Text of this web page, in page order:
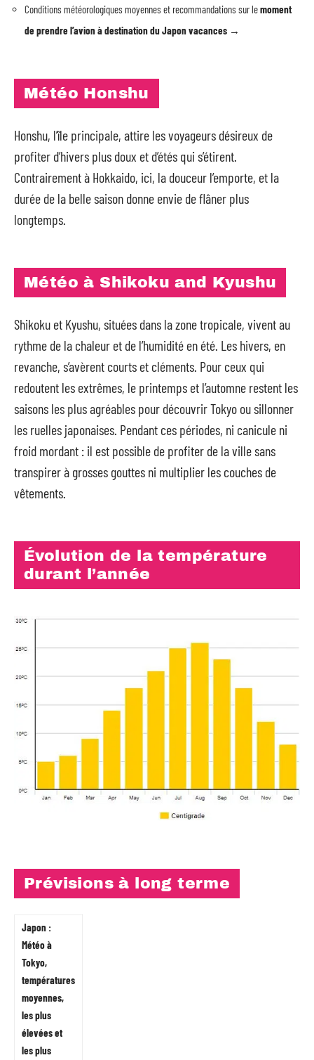
Conditions météorologiques moyennes et recommandations sur lemoment
de prendre l’avion à destination du Japon vacances →
Météo Honshu
Honshu, l’île principale, attire les voyageurs désireux de
profiter d’hivers plus doux et d’étés qui s’étirent.
Contrairement à Hokkaido, ici, la douceur l’emporte, et la
durée de la belle saison donne envie de flâner plus
longtemps.
Météo à Shikoku and Kyushu
Shikoku et Kyushu, situées dans la zone tropicale, vivent au
rythme de la chaleur et de l’humidité en été. Les hivers, en
revanche, s’avèrent courts et cléments. Pour ceux qui
redoutent les extrêmes, le printemps et l’automne restent les
saisons les plus agréables pour découvrir Tokyo ou sillonner
les ruelles japonaises. Pendant ces périodes, ni canicule ni
froid mordant : il est possible de profiter de la ville sans
transpirer à grosses gouttes ni multiplier les couches de
vêtements.
Évolution de la température
durant l’année
Prévisions à long terme
Japon :
Météo à
Tokyo,
températures
moyennes,
les plus
élevées et
les plus